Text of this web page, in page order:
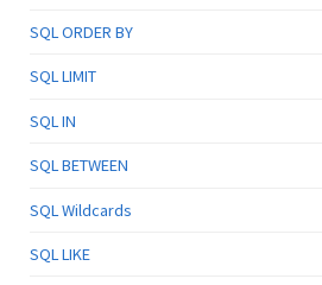
SQL ORDER BY
SQL LIMIT
SQL IN
SQL BETWEEN
SQL Wildcards
SQL LIKE